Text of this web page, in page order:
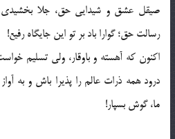
صیقل عشق و شیدایی حق، جلا بخشیدی
رسالت حق؛ گوارا باد بر تو این جایگاه رفیع!
اکنون که آهسته و باوقار، ولی تسلیم
درود همه ذرات عالم را پذیرا باش و به
ما، گوش بسپار!